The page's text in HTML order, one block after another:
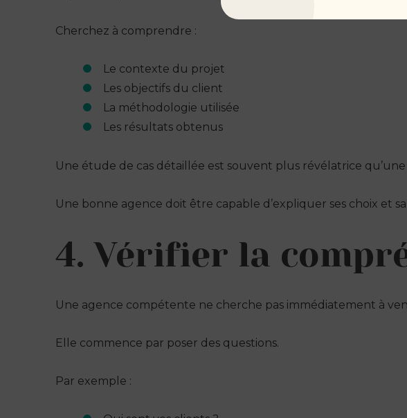
Cherchez à comprendre :
Le contexte du projet
Les objectifs du client
La méthodologie utilisée
Les résultats obtenus
Une étude de cas détaillée est souvent plus révélatrice
Une bonne agence doit être capable d’expliquer ses choix et
4. Vérifier la
Une agence compétente ne cherche pas immédiatement à
Elle commence par poser des questions.
Par exemple :